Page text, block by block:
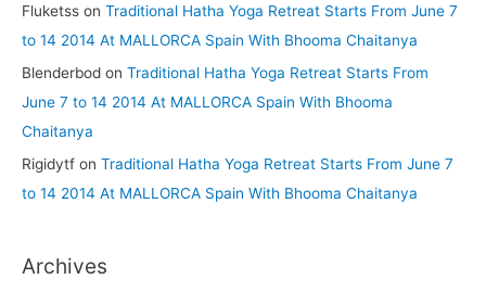
Fluketss on Traditional Hatha Yoga Retreat Starts From June 7
to 14 2014 At MALLORCA Spain With Bhooma Chaitanya
Blenderbod on Traditional Hatha Yoga Retreat Starts From
June 7 to 14 2014 At MALLORCA Spain With Bhooma
Chaitanya
Rigidytf on Traditional Hatha Yoga Retreat Starts From June 7
to 14 2014 At MALLORCA Spain With Bhooma Chaitanya
Archives